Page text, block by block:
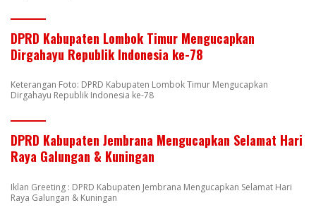
DPRD Kabupaten Lombok Timur Mengucapkan
Dirgahayu Republik Indonesia ke-78
Keterangan Foto: DPRD Kabupaten Lombok Timur Mengucapkan
Dirgahayu Republik Indonesia ke-78
DPRD Kabupaten Jembrana Mengucapkan Selamat Hari
Raya Galungan & Kuningan
Iklan Greeting : DPRD Kabupaten Jembrana Mengucapkan Selamat Hari
Raya Galungan & Kuningan